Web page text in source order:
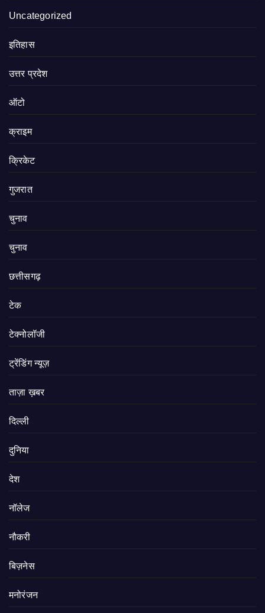
Uncategorized
इतिहास
उत्तर प्रदेश
ऑटो
क्राइम
क्रिकेट
गुजरात
चुनाव
चुनाव
छत्तीसगढ़
टेक
टेक्नोलॉजी
ट्रेंडिंग न्यूज़
ताज़ा ख़बर
दिल्ली
दुनिया
देश
नॉलेज
नौकरी
बिज़नेस
मनोरंजन